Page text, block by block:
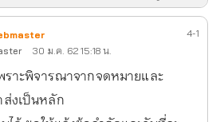
30 ม.ค. 62 15:18 น.
4-1
ราะพิจารณาจากจดหมายและ
งเป็นหลัก